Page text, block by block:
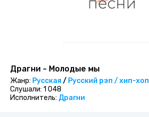
Драгни - Молодые мы
Жанр: Русская / Русский рэп / хип-хоп
Слушали: 1 048
Исполнитель: Драгни